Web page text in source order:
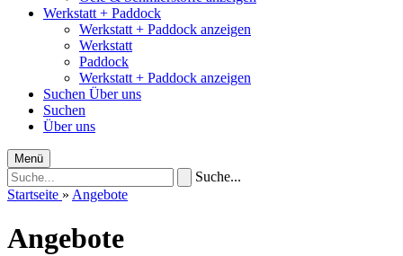
Werkstatt + Paddock
Werkstatt + Paddock anzeigen
Werkstatt
Paddock
Werkstatt + Paddock anzeigen
Suchen Über uns
Suchen
Über uns
Menü
Suche...
Startseite » Angebote
Angebote